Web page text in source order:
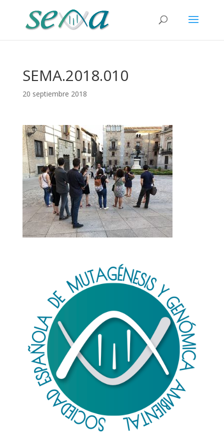
SEMA.2018.010
20 septiembre 2018